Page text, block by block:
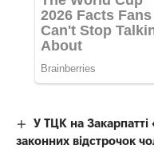
У ТЦК на
законних відстрочок